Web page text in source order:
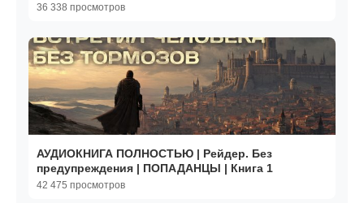
36 338 просмотров
АУДИОКНИГА ПОЛНОСТЬЮ | Рейдер. Без
предупреждения | ПОПАДАНЦЫ | Книга 1
42 475 просмотров